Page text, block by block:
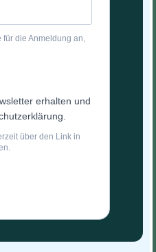
die Anmeldung an,
erhalten und
über den Link in